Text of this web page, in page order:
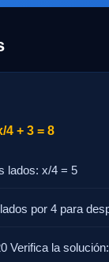
4 + 3 = 8
lados: x/4 = 5
por 4 para
Verifica la